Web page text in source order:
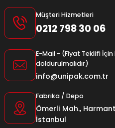
Müşteri Hizmetleri
0212 798 30 06
E-Mail - (Fiyat Teklifi
doldurulmalıdır)
info@unipak.com.tr
Fabrika / Depo
Ömerli Mah.,
İstanbul